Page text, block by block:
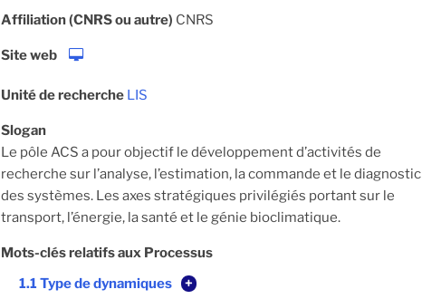
Affiliation (CNRS ou autre) CNRS
Site web
Unité de recherche LIS
Slogan
Le pôle ACS a pour objectif le développement d’activités de
recherche sur l’analyse, l’estimation, la commande et le diagnostic
des systèmes. Les axes stratégiques privilégiés portant sur le
transport, l’énergie, la santé et le génie bioclimatique.
Mots-clés relatifs aux Processus
1.1 Type de dynamiques
+